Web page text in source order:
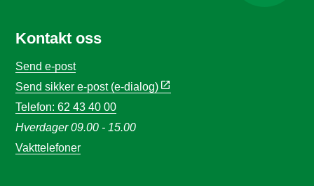
Kontakt oss
Send e-post
Send sikker e-post (e-dialog)
Telefon: 62 43 40 00
Hverdager 09.00 - 15.00
Vakttelefoner